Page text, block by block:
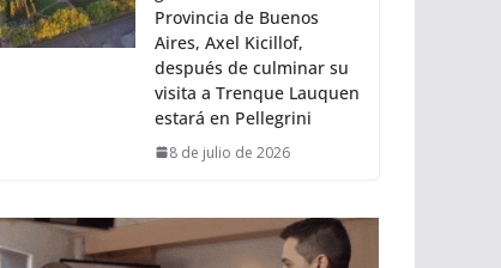
Provincia de Buenos
Aires, Axel Kicillof,
después de culminar su
visita a Trenque Lauquen
estará en Pellegrini
8 de julio de 2026